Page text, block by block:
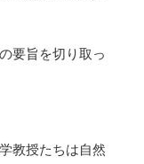
要旨を切り取っ
教授たちは自然